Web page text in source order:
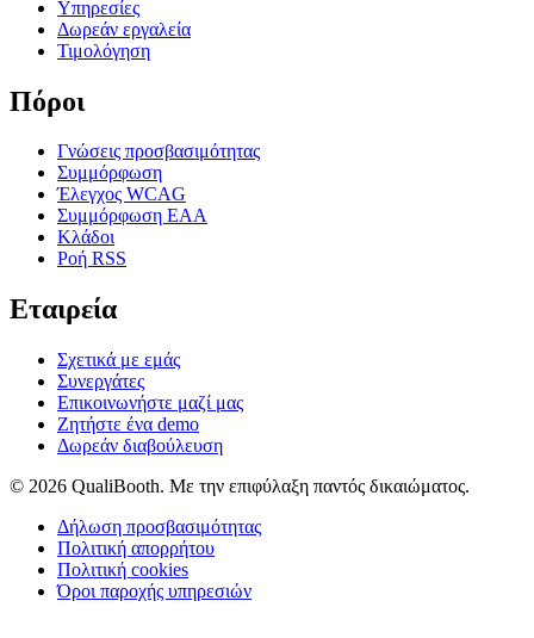
Υπηρεσίες
Δωρεάν εργαλεία
Τιμολόγηση
Πόροι
Γνώσεις προσβασιμότητας
Συμμόρφωση
Έλεγχος WCAG
Συμμόρφωση EAA
Κλάδοι
Ροή RSS
Εταιρεία
Σχετικά με εμάς
Συνεργάτες
Επικοινωνήστε μαζί μας
Ζητήστε ένα demo
Δωρεάν διαβούλευση
© 2026 QualiBooth. Με την επιφύλαξη παντός δικαιώματος.
Δήλωση προσβασιμότητας
Πολιτική απορρήτου
Πολιτική cookies
Όροι παροχής υπηρεσιών